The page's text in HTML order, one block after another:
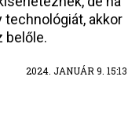
technológiát, akkor
belőle.
2024. JANUÁR 9. 15:13